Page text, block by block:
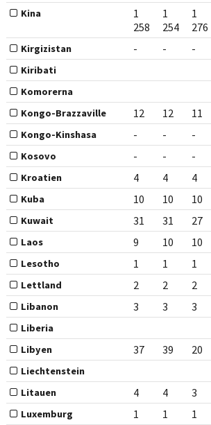
Kina
1
258
1
254
1
276
Kirgizistan - - -
Kiribati
Komorerna
Kongo-Brazzaville
12 12 11
Kongo-Kinshasa - - -
Kosovo - - -
Kroatien 4 4 4
Kuba 10 10 10
Kuwait 31 31 27
Laos 9 10 10
Lesotho 1 1 1
Lettland 2 2 2
Libanon 3 3 3
Liberia
Libyen
37 39 20
Liechtenstein
Litauen
4 4 3
Luxemburg 1 1 1